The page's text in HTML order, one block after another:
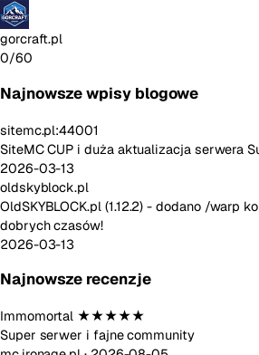
gorcraft.pl
0/60
Najnowsze wpisy blogowe
sitemc.pl:44001
SiteMC CUP i duża aktualizacja serwera
2026-03-13
oldskyblock.pl
OldSKYBLOCK.pl (1.12.2) - dodano /warp
dobrych czasów!
2026-03-13
Najnowsze recenzje
Immomortal ★★★★★
Super serwer i fajne community